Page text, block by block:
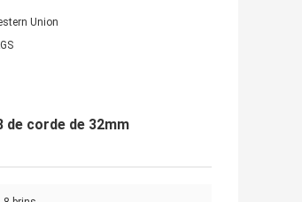
Union
de corde de 32mm